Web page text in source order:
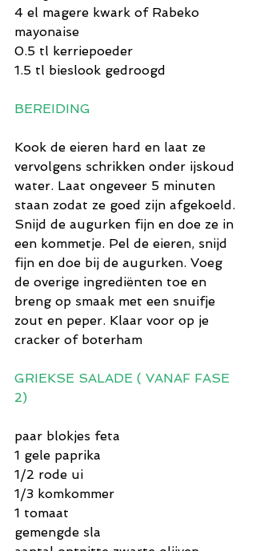
4 el magere kwark of Rabeko
mayonaise
0.5 tl kerriepoeder
1.5 tl bieslook gedroogd
BEREIDING
Kook de eieren hard en laat ze
vervolgens schrikken onder ijskoud
water. Laat ongeveer 5 minuten
staan zodat ze goed zijn afgekoeld.
Snijd de augurken fijn en doe ze in
een kommetje. Pel de eieren, snijd
fijn en doe bij de augurken. Voeg
de overige ingrediënten toe en
breng op smaak met een snuifje
zout en peper. Klaar voor op je
cracker of boterham
GRIEKSE SALADE ( VANAF FASE
2)
paar blokjes feta
1 gele paprika
1/2 rode ui
1/3 komkommer
1 tomaat
gemengde sla